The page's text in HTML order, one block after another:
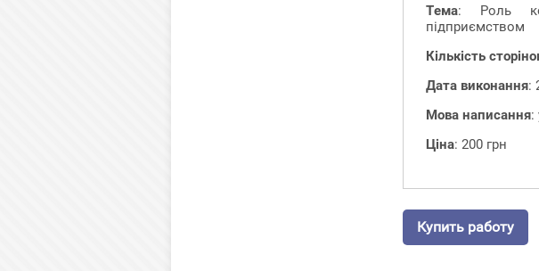
Тема: Роль
підприємством
Кількість
Дата виконання:
Мова написання:
Ціна: 200 грн
Купить работу